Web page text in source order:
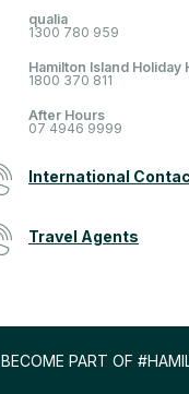
qualia
1300 780 959
Hamilton Island Holiday
1800 370 811
After Hours
07 4946 9999
International
Travel Agents
BECOME PART OF